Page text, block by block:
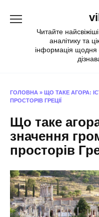
Читайте
аналітику та
інформація щодня
ГОЛОВНА » ЩО ТАКЕ АГОРА:
ПРОСТОРІВ ГРЕЦІЇ
Що таке
значення
просторів